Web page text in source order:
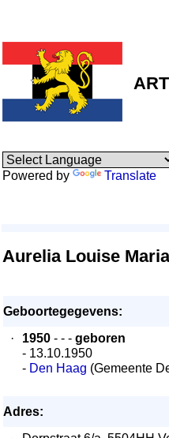
Powered by Translate
Aurelia Louise
Geboortegegevens:
·
1950 - - - geboren
- 13.10.1950
- Den Haag (Gemeente
Adres: